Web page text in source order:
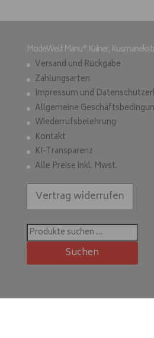
ModeWelt Manu* Kainer,
Versand und Rückgabe
Zahlungsarten
Impressum und
Allgemeine
Wiederrufsbelehrung
Kontakt
KI-Transparenz
Alle Preise inkl. Mwst.
Vertrag widerrufen
Suchen
nach:
Suchen